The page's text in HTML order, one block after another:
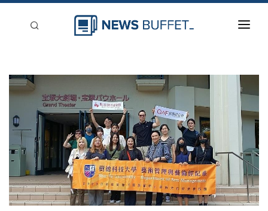
新聞稿分類
登入
刊登